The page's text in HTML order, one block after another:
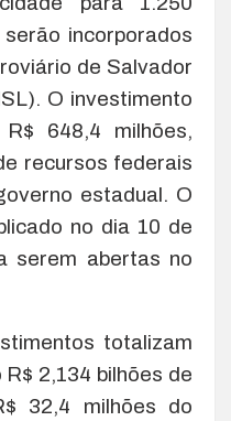
incorporados
de Salvador
O investimento
648,4 milhões,
recursos federais
estadual. O
no dia 10 de
serem abertas no
totalizam
2,134 bilhões de
32,4 milhões do